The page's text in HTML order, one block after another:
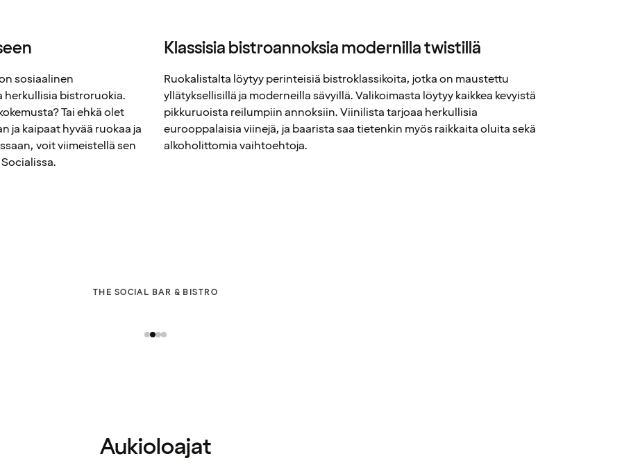
sosiaalinen
herkullisia bistroruokia.
Tai ehkä olet
ja kaipaat hyvää ruokaa ja
voit viimeistellä sen
Klassisia bistroannoksia modernilla twistillä
Ruokalistalta löytyy perinteisiä bistroklassikoita, jotka on maustettu
yllätyksellisillä ja moderneilla sävyillä. Valikoimasta löytyy kaikkea kevyistä
pikkuruoista reilumpiin annoksiin. Viinilista tarjoaa herkullisia
eurooppalaisia viinejä, ja baarista saa tietenkin myös raikkaita oluita sekä
alkoholittomia vaihtoehtoja.
THE SOCIAL BAR & BISTRO
Aukioloajat